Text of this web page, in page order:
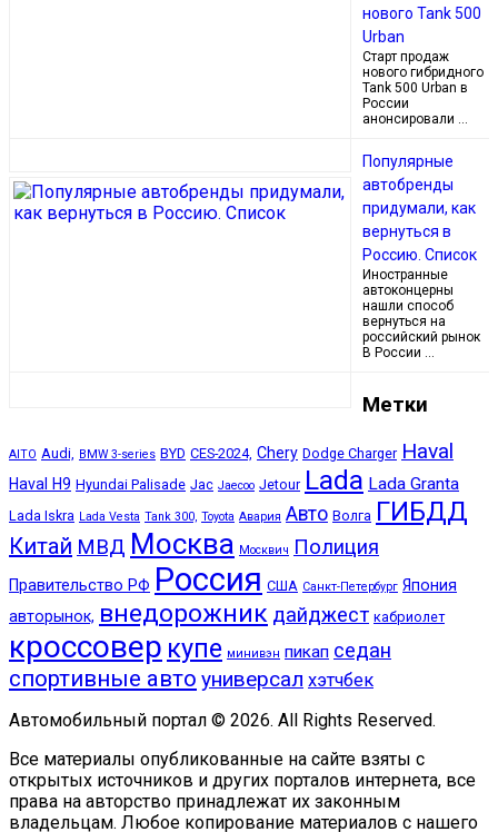
нового Tank 500
Urban
Старт продаж
нового гибридного
Tank 500 Urban в
России
анонсировали …
Популярные
автобренды
придумали, как
вернуться в
Россию. Список
Иностранные
автоконцерны
нашли способ
вернуться на
российский рынок
В России …
Метки
AITO Audi, BMW 3-series BYD CES-2024, Chery Dodge Charger Haval
Haval H9 Hyundai Palisade Jac Jaecoo Jetour Lada Lada Granta
Lada Iskra Lada Vesta Tank 300, Toyota Авария Авто Волга ГИБДД
Китай МВД Москва Москвич Полиция
Правительство РФ Россия США Санкт-Петербург Япония
авторынок, внедорожник дайджест кабриолет
кроссовер купе минивэн пикап седан
спортивные авто универсал хэтчбек
Автомобильный портал © 2026. All Rights Reserved.
Все материалы опубликованные на сайте взяты с
открытых источников и других порталов интернета, все
права на авторство принадлежат их законным
владельцам. Любое копирование материалов с нашего